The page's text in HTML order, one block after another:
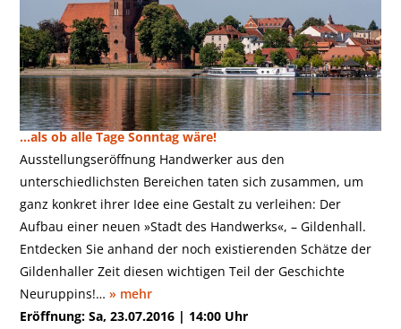
Neuruppin
…als ob alle Tage Sonntag wäre!
Ausstellungseröffnung Handwerker aus den
unterschiedlichsten Bereichen taten sich zusammen, um
ganz konkret ihrer Idee eine Gestalt zu verleihen: Der
Aufbau einer neuen »Stadt des Handwerks«, – Gildenhall.
Entdecken Sie anhand der noch existierenden Schätze der
Gildenhaller Zeit diesen wichtigen Teil der Geschichte
Neuruppins!…» mehr
Eröffnung: Sa, 23.07.2016 | 14:00 Uhr